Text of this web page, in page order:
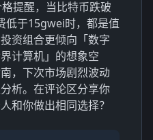
提醒，当比特币跌破
低于15gwei时，都是值
资组合更倾向「数字
计算机」的想象空
，下次市场剧烈波动
析。在评论区分享你
和你做出相同选择？